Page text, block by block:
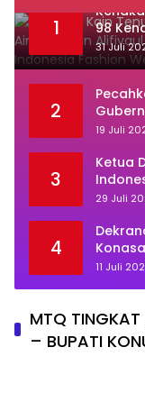
1
98
Week
31 Juli
2
dan
19 Juli
3
Ketua
29 Juli
4
11 Juli
MTQ TINGKAT
– BUPATI